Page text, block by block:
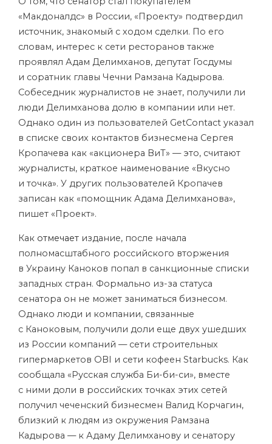
«Макдоналдс» в России, «Проекту» подтвердил
источник, знакомый с ходом сделки. По его
словам, интерес к сети ресторанов также
проявлял Адам Делимханов, депутат Госдумы
и соратник главы Чечни Рамзана Кадырова.
Собеседник журналистов не знает, получили ли
люди Делимханова долю в компании или нет.
Однако один из пользователей GetContact указал
в списке своих контактов бизнесмена Сергея
Кропачева как «акционера ВиТ» — это, считают
журналисты, краткое наименование «Вкусно
и точка». У других пользователей Кропачев
записан как «помощник Адама Делимханова»,
пишет «Проект».
Как отмечает издание, после начала
полномасштабного российского вторжения
в Украину Каноков попал в санкционные списки
западных стран. Формально из-за статуса
сенатора он не может заниматься бизнесом.
Однако люди и компании, связанные
с Каноковым, получили доли еще двух ушедших
из России компаний — сети строительных
гипермаркетов OBI и сети кофеен Starbucks. Как
сообщала «Русская служба Би-би-си», вместе
с ними доли в российских точках этих сетей
получил чеченский бизнесмен Валид Корчагин,
близкий к людям из окружения Рамзана
Кадырова — к Адаму Делимханову и сенатору